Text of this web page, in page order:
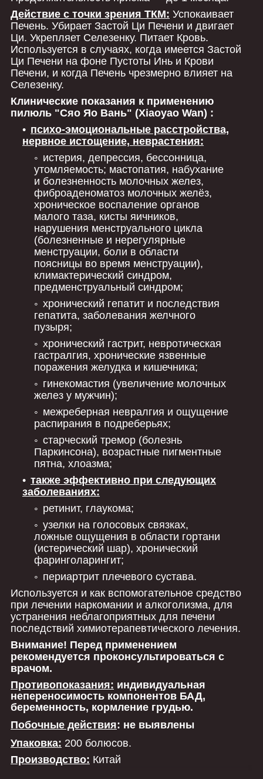
Действие с точки зрения ТКМ: Успокаивает
Печень. Убирает Застой Ци Печени и двигает
Ци. Укрепляет Селезенку. Питает Кровь.
Используется в случаях, когда имеется Застой
Ци Печени на фоне Пустоты Инь и Крови
Печени, и когда Печень чрезмерно влияет на
Селезенку.
Клинические показания к применению
пилюль "Сяо Яо Вань" (Xiaoyao Wan) :
психо-эмоциональные расстройства,
нервное истощение, неврастения:
истерия, депрессия, бессонница,
утомляемость; мастопатия, набухание
и болезненность молочных желез,
фиброаденоматоз молочных желёз,
хроническое воспаление органов
малого таза, кисты яичников,
нарушения менструального цикла
(болезненные и нерегулярные
менструации, боли в области
поясницы во время менструации),
климактерический синдром,
предменструальный синдром;
хронический гепатит и последствия
гепатита, заболевания желчного
пузыря;
хронический гастрит, невротическая
гастралгия, хронические язвенные
поражения желудка и кишечника;
гинекомастия (увеличение молочных
желез у мужчин);
межреберная невралгия и ощущение
распирания в подреберьях;
старческий тремор (болезнь
Паркинсона), возрастные пигментные
пятна, хлоазма;
также эффективно при следующих
заболеваниях:
ретинит, глаукома;
узелки на голосовых связках,
ложные ощущения в области гортани
(истерический шар), хронический
фаринголарингит;
периартрит плечевого сустава.
Используется и как вспомогательное средство
при лечении наркомании и алкоголизма, для
устранения неблагоприятных для печени
последствий химиотерапевтического лечения.
Внимание! Перед применением
рекомендуется проконсультироваться с
врачом.
Противопоказания: индивидуальная
непереносимость компонентов БАД,
беременность, кормление грудью.
Побочные действия: не выявлены
Упаковка: 200 болюсов.
Производство: Китай